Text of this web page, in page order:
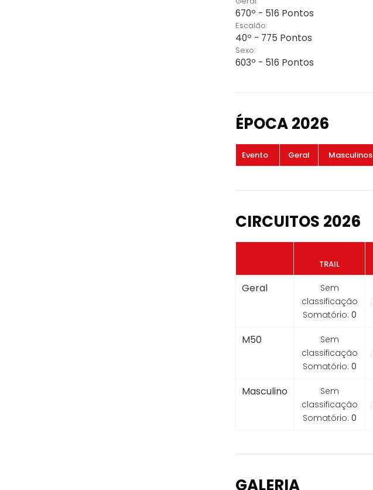
670º - 516 Pontos
Escalão:
40º - 775 Pontos
Sexo:
603º - 516 Pontos
ÉPOCA 2026
Evento Geral Masculinos
CIRCUITOS 2026
TRAIL
Geral
Sem
classificação
Somatório: 0
M50
Sem
classificação
Somatório: 0
Masculino
Sem
classificação
Somatório: 0
GALERIA